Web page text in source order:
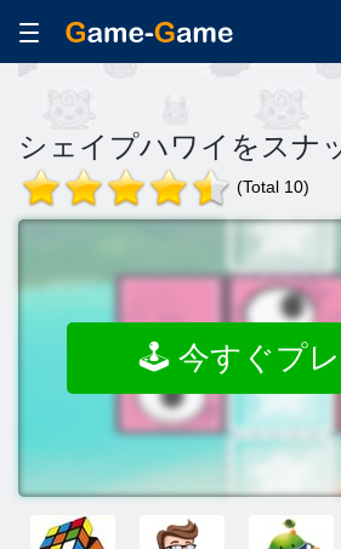
シェイプハワイをスナ
(Total 10)
🕹️ 今すぐプ